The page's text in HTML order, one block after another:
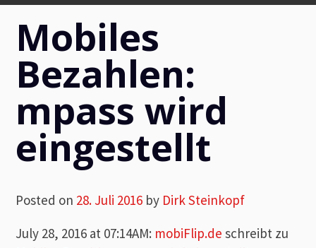
Mobiles
Bezahlen:
mpass wird
eingestellt
Posted on 28. Juli 2016 by Dirk Steinkopf
July 28, 2016 at 07:14AM: mobiFlip.de schreibt zu